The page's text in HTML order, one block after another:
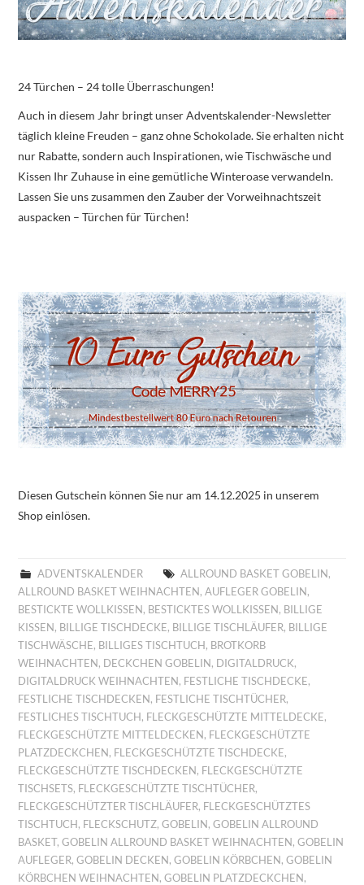
24 Türchen – 24 tolle Überraschungen!
Auch in diesem Jahr bringt unser Adventskalender-Newsletter
täglich kleine Freuden – ganz ohne Schokolade. Sie erhalten nicht
nur Rabatte, sondern auch Inspirationen, wie Tischwäsche und
Kissen Ihr Zuhause in eine gemütliche Winteroase verwandeln.
Lassen Sie uns zusammen den Zauber der Vorweihnachtszeit
auspacken – Türchen für Türchen!
Diesen Gutschein können Sie nur am 14.12.2025 in unserem
Shop einlösen.
ADVENTSKALENDER ALLROUND BASKET GOBELIN,
ALLROUND BASKET WEIHNACHTEN,AUFLEGER GOBELIN,
BESTICKTE WOLLKISSEN, BESTICKTES WOLLKISSEN, BILLIGE
KISSEN, BILLIGE TISCHDECKE, BILLIGE TISCHLÄUFER, BILLIGE
TISCHWÄSCHE, BILLIGES TISCHTUCH, BROTKORB
WEIHNACHTEN, DECKCHEN GOBELIN, DIGITALDRUCK,
DIGITALDRUCK WEIHNACHTEN, FESTLICHE TISCHDECKE,
FESTLICHE TISCHDECKEN, FESTLICHE TISCHTÜCHER,
FESTLICHES TISCHTUCH, FLECKGESCHÜTZTE MITTELDECKE,
FLECKGESCHÜTZTE MITTELDECKEN, FLECKGESCHÜTZTE
PLATZDECKCHEN, FLECKGESCHÜTZTE TISCHDECKE,
FLECKGESCHÜTZTE TISCHDECKEN, FLECKGESCHÜTZTE
TISCHSETS, FLECKGESCHÜTZTE TISCHTÜCHER,
FLECKGESCHÜTZTER TISCHLÄUFER, FLECKGESCHÜTZTES
TISCHTUCH, FLECKSCHUTZ,GOBELIN,GOBELIN ALLROUND
BASKET,GOBELIN ALLROUND BASKET WEIHNACHTEN,GOBELIN
AUFLEGER,GOBELIN DECKEN,GOBELIN KÖRBCHEN,GOBELIN
KÖRBCHEN WEIHNACHTEN,GOBELIN PLATZDECKCHEN,